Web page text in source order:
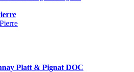
Platt & Pignat DOC